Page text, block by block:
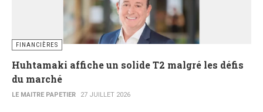
FINANCIÈRES
Huhtamaki affiche un solide T2 malgré les défis
du marché
LE MAITRE PAPETIER 27 JUILLET 2026